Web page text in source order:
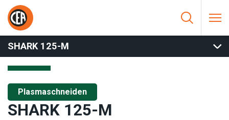
Zum Inhalt springen
HOME/
SHARK 125-M
SHARK 125-M
Plasmaschneiden
SHARK 125-M